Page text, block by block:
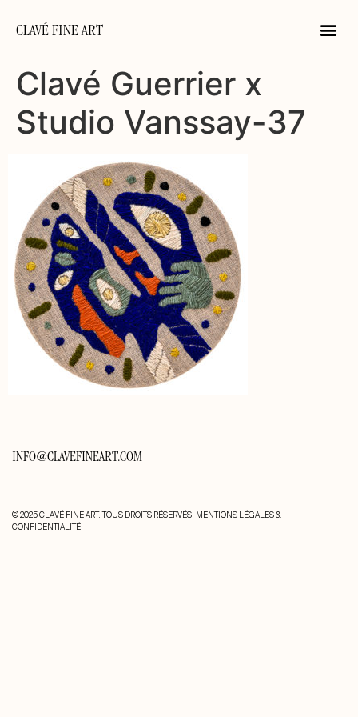
CLAVÉ FINE ART
Clavé Guerrier x
Studio Vanssay-37
INFO@CLAVEFINEART.COM
© 2025 CLAVÉ FINE ART. TOUS DROITS RÉSERVÉS. MENTIONS LÉGALES &
CONFIDENTIALITÉ